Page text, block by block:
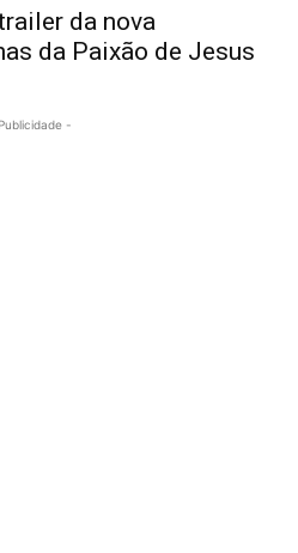
da nova
da Paixão de Jesus
-